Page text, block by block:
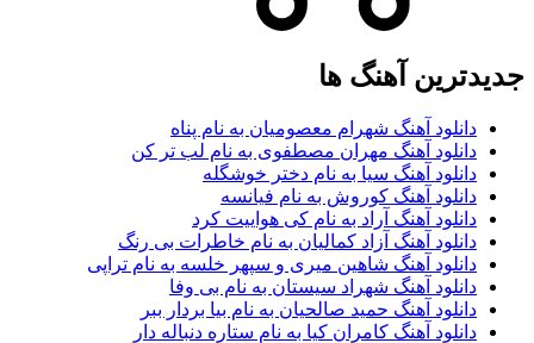
جدیدترین آهنگ ها
دانلود آهنگ شهرام معصومیان به نام پناه
دانلود آهنگ مهران مصطفوی به نام لب تر کن
دانلود آهنگ سیا به نام دختر خوشگله
دانلود آهنگ کوروش به نام فیانسه
دانلود آهنگ آراد به نام کی هواییت کرد
دانلود آهنگ آزاد کمالیان به نام خاطرات بی رنگ
دانلود آهنگ شاهین میری و سپهر خلسه به نام تراپی
دانلود آهنگ شهراد سیستان به نام بی وفا
دانلود آهنگ حمید صالحیان به نام بیا بردار ببر
دانلود آهنگ کامران کیا به نام ستاره دنباله دار